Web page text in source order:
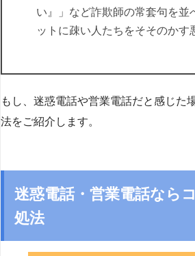
い』」など詐欺師の常套句を並
ットに疎い人たちをそそのかす
もし、迷惑電話や営業電話だと感じた
法をご紹介します。
迷惑電話・営業電話なら
処法